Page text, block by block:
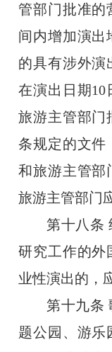
管部门批准的
间内增加演出
的具有涉外演
在演出日期10
旅游主管部门
条规定的文件
和旅游主管部
旅游主管部门
第十八条
研究工作的外
业性演出的，
第十九条
题公园、游乐